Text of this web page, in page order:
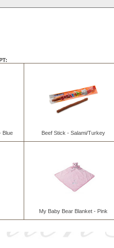
Blue Beef Stick - Salami/Turkey
My Baby Bear Blanket - Pink